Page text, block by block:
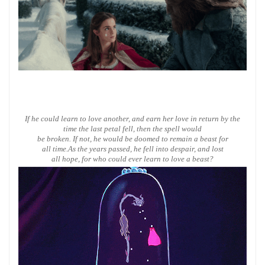
If he could learn to love another, and earn her love in return by the
time the last petal fell, then the spell would
be broken. If not, he would be doomed to remain a beast for
all time.As the years passed, he fell into despair, and lost
all hope, for who could ever learn to love a beast?